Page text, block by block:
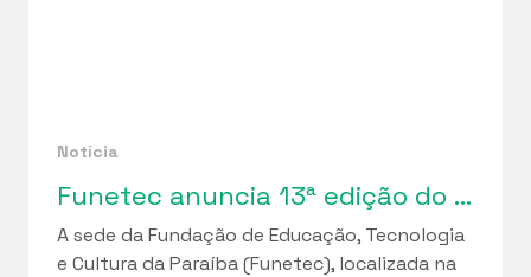
Notícia
Funetec anuncia 13ª edição do “Bazar da Solidariedade”
A sede da Fundação de Educação, Tecnologia
e Cultura da Paraíba (Funetec), localizada na